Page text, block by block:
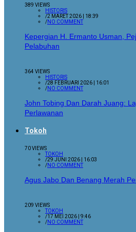
389 VIEWS
HISTORIS
/2 MARET 2026 | 18:39
/NO COMMENT
Kepergian H. Ermanto Usman,
Pelabuhan
364 VIEWS
HISTORIS
/28 FEBRUARI 2026 | 16:01
/NO COMMENT
John Tobing Dan Darah Juang:
Perlawanan
Tokoh
70 VIEWS
TOKOH
/29 JUNI 2026 | 16:03
/NO COMMENT
Agus Jabo Dan Benang Merah
209 VIEWS
TOKOH
/17 MEI 2026 | 9:46
/NO COMMENT